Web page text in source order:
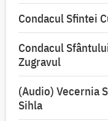
Condacul Sfintei
Condacul
Zugravul
(Audio) Vecernia
Sihla